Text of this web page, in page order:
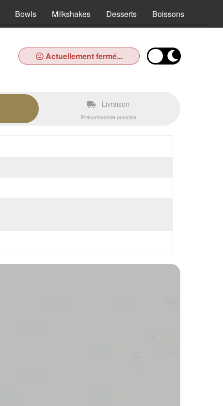
Bowls Milkshakes Desserts Boissons
Actuellement fermé...
Livraison
Précommande possible